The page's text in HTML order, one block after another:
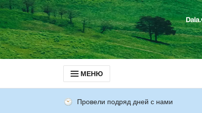
МЕНЮ
Провели подряд дней с нами